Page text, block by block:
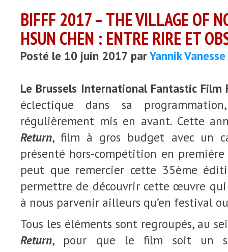
BIFFF 2017 – THE VILLAGE OF
HSUN CHEN : ENTRE RIRE ET
Posté le 10 juin 2017 parYannik Vanesse
Le Brussels International Fantastic Film
éclectique dans sa
régulièrement mis en avant. Cette
Return, film à gros budget avec un
présenté hors-compétition en
peut que remercier cette 35ème
permettre de découvrir cette œuvre
à nous parvenir ailleurs qu’en festival ou
Tous les éléments sont regroupés, au
Return, pour que le film soit un